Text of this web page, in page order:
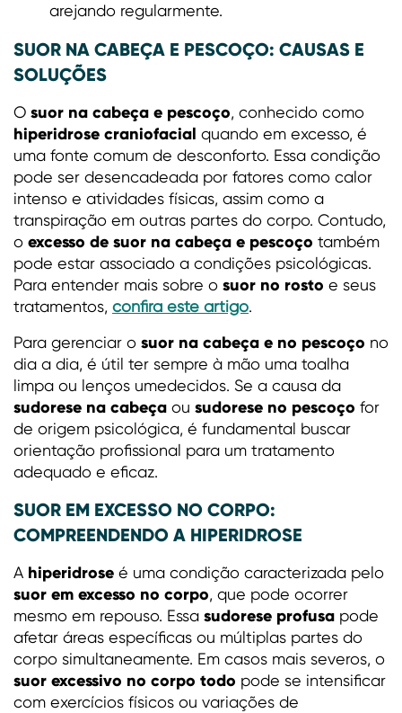
arejando regularmente.
SUOR NA CABEÇA E PESCOÇO: CAUSAS E
SOLUÇÕES
O suor na cabeça e pescoço, conhecido como
hiperidrose craniofacial quando em excesso, é
uma fonte comum de desconforto. Essa condição
pode ser desencadeada por fatores como calor
intenso e atividades físicas, assim como a
transpiração em outras partes do corpo. Contudo,
o excesso de suor na cabeça e pescoço também
pode estar associado a condições psicológicas.
Para entender mais sobre o suor no rosto e seus
tratamentos, confira este artigo.
Para gerenciar o suor na cabeça e no pescoço no
dia a dia, é útil ter sempre à mão uma toalha
limpa ou lenços umedecidos. Se a causa da
sudorese na cabeça ou sudorese no pescoço for
de origem psicológica, é fundamental buscar
orientação profissional para um tratamento
adequado e eficaz.
SUOR EM EXCESSO NO CORPO:
COMPREENDENDO A HIPERIDROSE
A hiperidrose é uma condição caracterizada pelo
suor em excesso no corpo, que pode ocorrer
mesmo em repouso. Essa sudorese profusa pode
afetar áreas específicas ou múltiplas partes do
corpo simultaneamente. Em casos mais severos, o
suor excessivo no corpo todo pode se intensificar
com exercícios físicos ou variações de